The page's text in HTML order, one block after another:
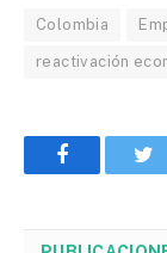
Colombia
reactivación
Facebook